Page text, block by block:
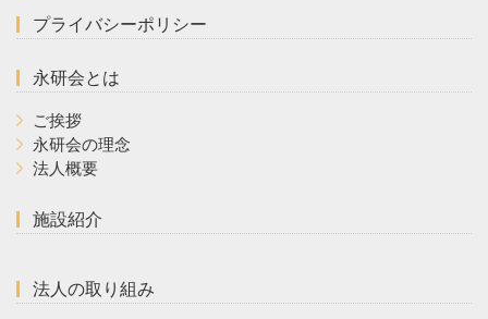
プライバシーポリシー
永研会とは
ご挨拶
永研会の理念
法人概要
施設紹介
法人の取り組み